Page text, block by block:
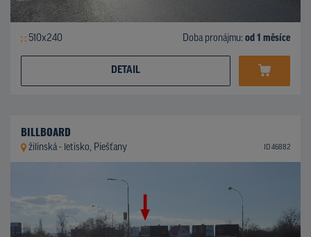
510x240 Doba pronájmu: od 1 měsíce
DETAIL
BILLBOARD
žilinská - letisko, Piešťany ID 46882